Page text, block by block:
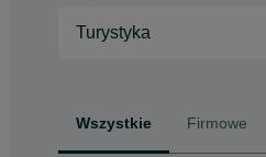
Turystyka
Wszystkie Firmowe